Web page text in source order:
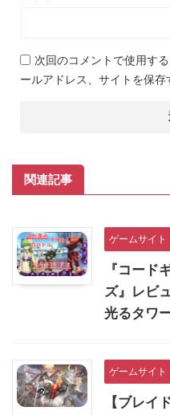
次回のコメントで使用す
ールアドレス、サイトを保存
関連記事
ゲームサイト
『コード
ズ』レビ
光るタワ
ゲームサイト
【ブレイ